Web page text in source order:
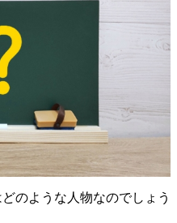
のような人物なのでしょう